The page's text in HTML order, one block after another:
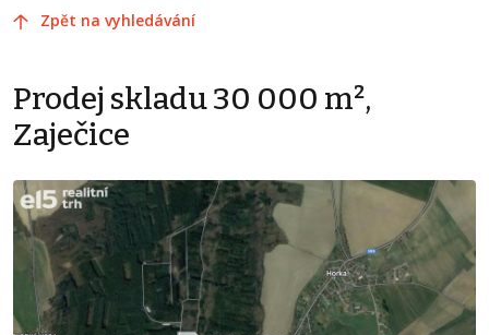
Zpět na vyhledávání
Prodej skladu 30 000 m²,
Zaječice